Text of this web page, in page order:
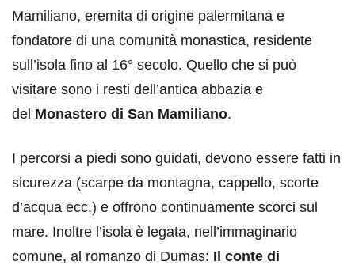
Mamiliano, eremita di origine palermitana e
fondatore di una comunità monastica, residente
sull’isola fino al 16° secolo. Quello che si può
visitare sono i resti dell’antica abbazia e
del Monastero di San Mamiliano.
I percorsi a piedi sono guidati, devono essere fatti in
sicurezza (scarpe da montagna, cappello, scorte
d’acqua ecc.) e offrono continuamente scorci sul
mare. Inoltre l’isola è legata, nell’immaginario
comune, al romanzo di Dumas: Il conte di